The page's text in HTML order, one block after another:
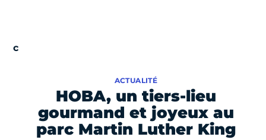
HOBA, un tiers-lieu
gourmand et joyeux au
parc Martin Luther King
ACTUALITÉ